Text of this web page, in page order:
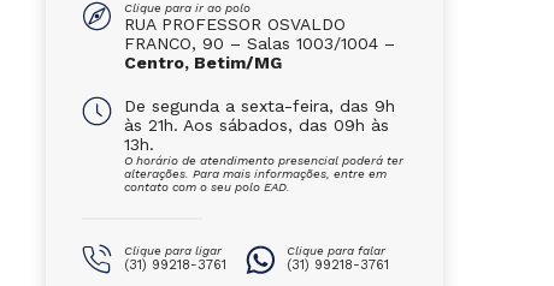
Clique para ir ao polo
RUA PROFESSOR OSVALDO
FRANCO, 90 – Salas 1003/1004 –
Centro, Betim/MG
De segunda a sexta-feira, das 9h
às 21h. Aos sábados, das 09h às
13h.
O horário de atendimento presencial poderá ter
alterações. Para mais informações, entre em
contato com o seu polo EAD.
Clique para ligar
(31) 99218-3761
Clique para falar
(31) 99218-3761